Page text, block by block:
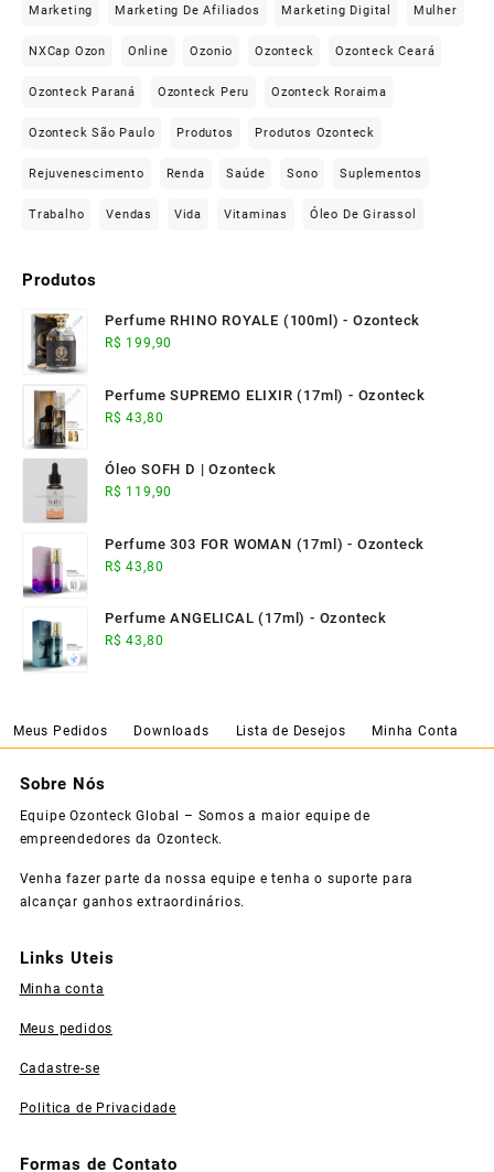
Marketing Marketing De Afiliados Marketing Digital Mulher
NXCap Ozon Online Ozonio Ozonteck Ozonteck Ceará
Ozonteck Paraná Ozonteck Peru Ozonteck Roraima
Ozonteck São Paulo Produtos Produtos Ozonteck
Rejuvenescimento Renda Saúde Sono Suplementos
Trabalho Vendas Vida Vitaminas Óleo De Girassol
Produtos
Perfume RHINO ROYALE (100ml) - Ozonteck
R$ 199,90
Perfume SUPREMO ELIXIR (17ml) - Ozonteck
R$ 43,80
Óleo SOFH D | Ozonteck
R$ 119,90
Perfume 303 FOR WOMAN (17ml) - Ozonteck
R$ 43,80
Perfume ANGELICAL (17ml) - Ozonteck
R$ 43,80
Meus Pedidos Downloads Lista de Desejos Minha Conta
Sobre Nós
Equipe Ozonteck Global – Somos a maior equipe de
empreendedores da Ozonteck.
Venha fazer parte da nossa equipe e tenha o suporte para
alcançar ganhos extraordinários.
Links Uteis
Minha conta
Meus pedidos
Cadastre-se
Politica de Privacidade
Formas de Contato